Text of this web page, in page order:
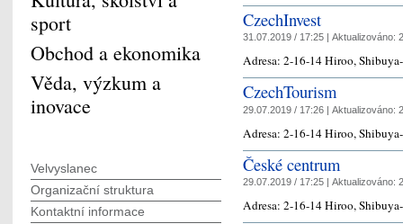
CzechInvest
31.07.2019 / 17:25 | Aktualizováno:
Adresa: 2-16-14 Hiroo,
CzechTourism
29.07.2019 / 17:26 | Aktualizováno:
Adresa: 2-16-14 Hiroo,
České centrum
29.07.2019 / 17:25 | Aktualizováno:
Adresa: 2-16-14 Hiroo,
sport
Obchod a ekonomika
Věda, výzkum a
inovace
Velvyslanec
Organizační struktura
Kontaktní informace